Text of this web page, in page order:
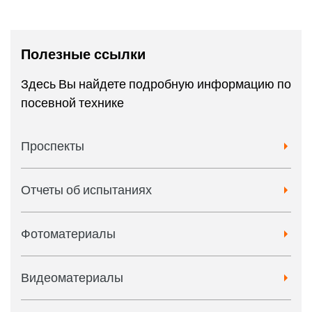
Полезные ссылки
Здесь Вы найдете подробную информацию по
посевной технике
Проспекты
Отчеты об испытаниях
Фотоматериалы
Видеоматериалы